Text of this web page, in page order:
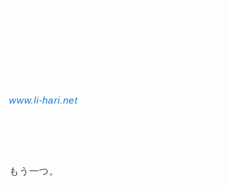
www.li-hari.net
もう一つ。